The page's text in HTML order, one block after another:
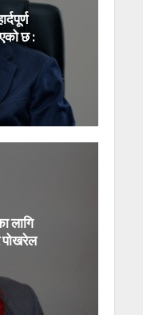
छ :
लागि
पोखरेल